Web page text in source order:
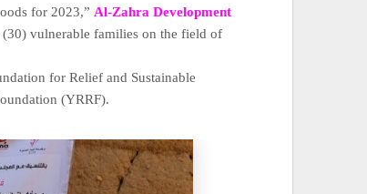
for 2023,” Al-Zahra Development
vulnerable families on the field of
for Relief and Sustainable
(YRRF).